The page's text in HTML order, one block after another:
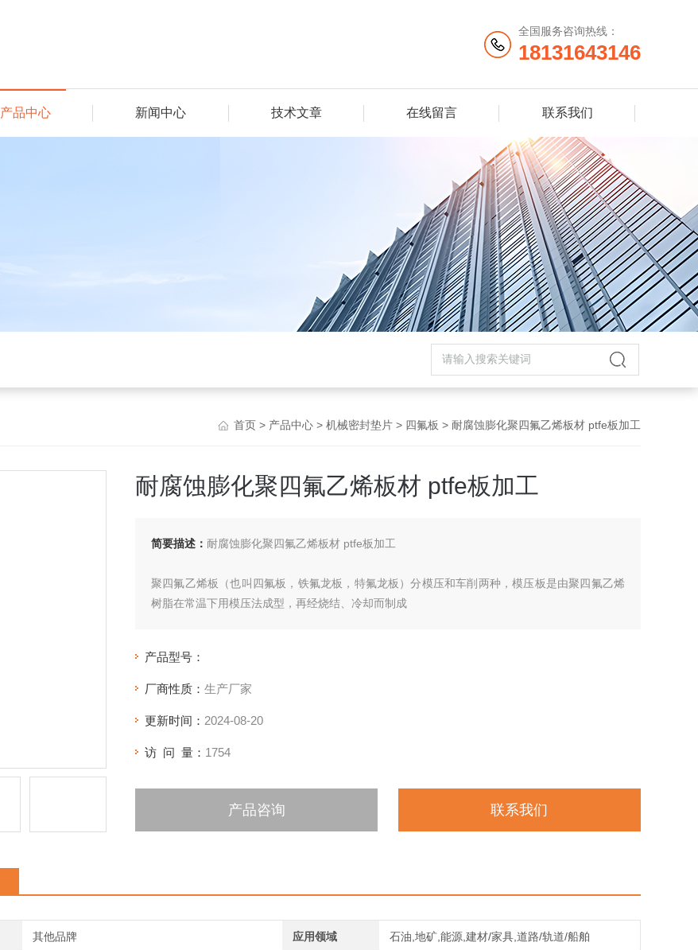
全国服务咨询热线：
18131643146
产品中心 新闻中心 技术文章 在线留言 联系我们
首页 > 产品中心 > 机械密封垫片 > 四氟板 > 耐腐蚀膨化聚四氟乙烯板材 ptfe板加工
耐腐蚀膨化聚四氟乙烯板材 ptfe板加工
简要描述： 耐腐蚀膨化聚四氟乙烯板材 ptfe板加工
聚四氟乙烯板（也叫四氟板，铁氟龙板，特氟龙板）分模压和车削两种，模压板是由聚四氟乙烯
树脂在常温下用模压法成型，再经烧结、冷却而制成
产品型号：
厂商性质： 生产厂家
更新时间： 2024-08-20
访 问 量： 1754
产品咨询 联系我们
其他品牌 应用领域 石油,地矿,能源,建材/家具,道路/轨道/船舶